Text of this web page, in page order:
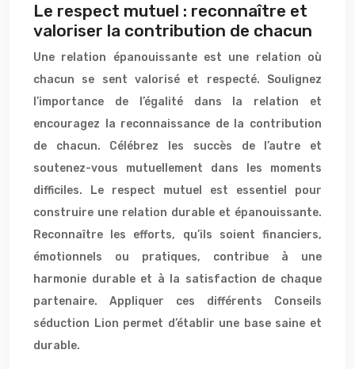
Le respect mutuel : reconnaître et
valoriser la contribution de chacun
Une relation épanouissante est une relation où
chacun se sent valorisé et respecté. Soulignez
l’importance de l’égalité dans la relation et
encouragez la reconnaissance de la contribution
de chacun. Célébrez les succès de l’autre et
soutenez-vous mutuellement dans les moments
difficiles. Le respect mutuel est essentiel pour
construire une relation durable et épanouissante.
Reconnaître les efforts, qu’ils soient financiers,
émotionnels ou pratiques, contribue à une
harmonie durable et à la satisfaction de chaque
partenaire. Appliquer ces différents Conseils
séduction Lion permet d’établir une base saine et
durable.